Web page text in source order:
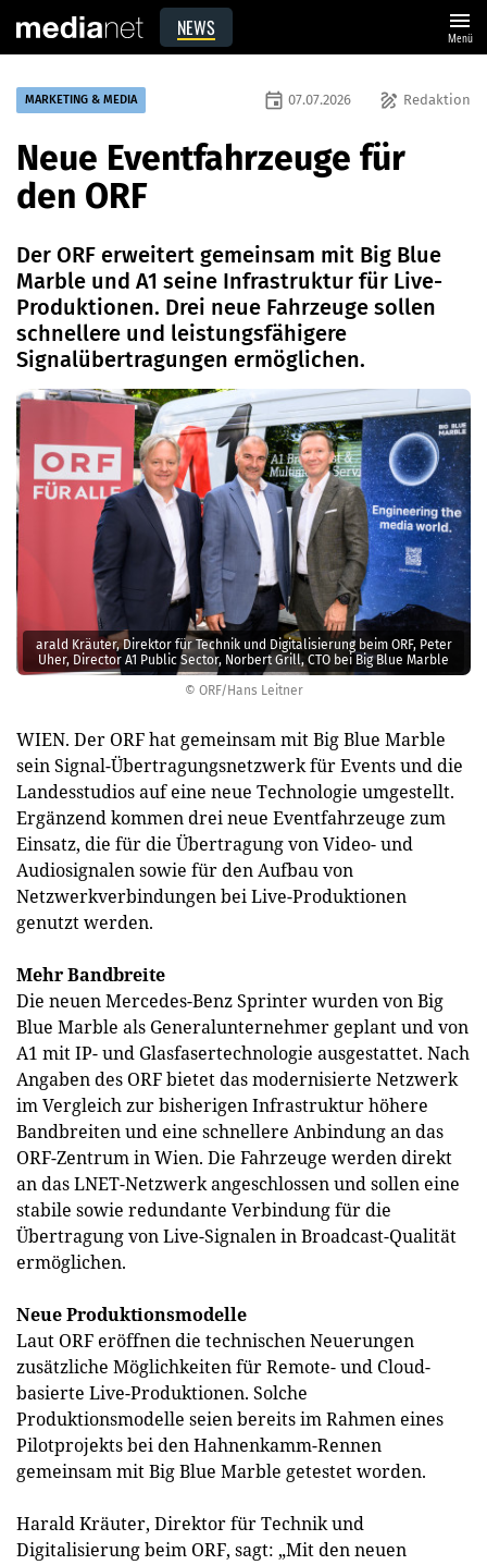
NEWS menu
Menü
© ORF/Hans Leitner
arald Kräuter, Direktor für Technik und Digitalisierung beim ORF, Peter
Uher, Director A1 Public Sector, Norbert Grill, CTO bei Big Blue Marble
MARKETING & MEDIA draw Redaktion
event 07.07.2026
Neue Eventfahrzeuge für
den ORF
Der ORF erweitert gemeinsam mit Big Blue
Marble und A1 seine Infrastruktur für Live-
Produktionen. Drei neue Fahrzeuge sollen
schnellere und leistungsfähigere
Signalübertragungen ermöglichen.
WIEN. Der ORF hat gemeinsam mit Big Blue Marble
sein Signal-Übertragungsnetzwerk für Events und die
Landesstudios auf eine neue Technologie umgestellt.
Ergänzend kommen drei neue Eventfahrzeuge zum
Einsatz, die für die Übertragung von Video- und
Audiosignalen sowie für den Aufbau von
Netzwerkverbindungen bei Live-Produktionen
genutzt werden.
Mehr Bandbreite
Die neuen Mercedes-Benz Sprinter wurden von Big
Blue Marble als Generalunternehmer geplant und von
A1 mit IP- und Glasfasertechnologie ausgestattet. Nach
Angaben des ORF bietet das modernisierte Netzwerk
im Vergleich zur bisherigen Infrastruktur höhere
Bandbreiten und eine schnellere Anbindung an das
ORF-Zentrum in Wien. Die Fahrzeuge werden direkt
an das LNET-Netzwerk angeschlossen und sollen eine
stabile sowie redundante Verbindung für die
Übertragung von Live-Signalen in Broadcast-Qualität
ermöglichen.
Neue Produktionsmodelle
Laut ORF eröffnen die technischen Neuerungen
zusätzliche Möglichkeiten für Remote- und Cloud-
basierte Live-Produktionen. Solche
Produktionsmodelle seien bereits im Rahmen eines
Pilotprojekts bei den Hahnenkamm-Rennen
gemeinsam mit Big Blue Marble getestet worden.
Harald Kräuter, Direktor für Technik und
Digitalisierung beim ORF, sagt: „Mit den neuen